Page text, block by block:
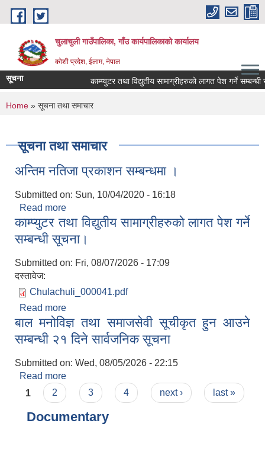
Skip to main content
चुलाचुली गाउँपालिका, गाँउ कार्यपालिकाको कार्यालय
कोशी प्रदेश, ईलाम, नेपाल
सूचना काम्प्युटर तथा विद्युतीय सामाग्रीहरुको लागत पेश गर्ने सम्बन्धी
You are here
Home » सूचना तथा समाचार
सूचना तथा समाचार
अन्तिम नतिजा प्रकाशन सम्बन्धमा ।
Submitted on: Sun, 10/04/2020 - 16:18
Read more
काम्प्युटर तथा विद्युतीय सामाग्रीहरुको लागत पेश गर्ने
सम्बन्धी सूचना।
Submitted on: Fri, 08/07/2026 - 17:09
दस्तावेज:
Chulachuli_000041.pdf
Read more
सम्बन्धी सूचना।
बाल मनोविज्ञ तथा समाजसेवी सूचीकृत हुन आउने
सम्बन्धी २१ दिने सार्वजनिक सूचना
Submitted on: Wed, 08/05/2026 - 22:15
Read more
सम्बन्धी २१ दिने सार्वजनिक सूचना
Pages
1 2 3 4 next › last »
Documentary